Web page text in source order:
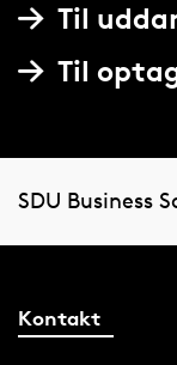
Til
Til
SDU Business
Kontakt